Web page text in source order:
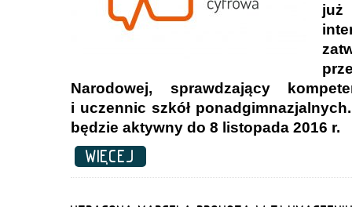
Narodowej, sprawdzający
i uczennic szkół
będzie aktywny do 8 listopada 2016 r.
WIĘCEJ